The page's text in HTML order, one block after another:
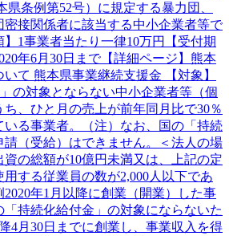
県条例第52号）に規定する暴力団、
接関係者に該当する中小企業者等で
1事業者当たり一律10万円【受付期
年6月30日まで【詳細ページ】熊本
て 熊本県事業継続支援金 【対象】
の対象とならない中小企業者等（個
ち、ひと月の売上が前年同月比で30％
いる事業者。（注）なお、国の「持続
（受給）はできません。＜法人の場
の総額が10億円未満又は、上記の定
する従業員の数が2,000人以下であ
年1月以降に創業（開業）した事
持続化給付金」の対象にならないた
4月30日までに創業し、事業収入を得